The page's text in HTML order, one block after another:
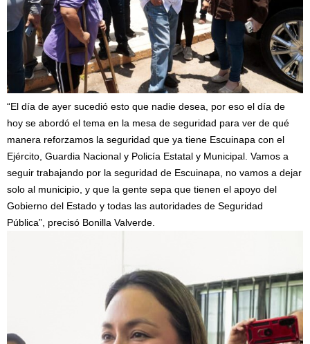
“El día de ayer sucedió esto que nadie desea, por eso el día de
hoy se abordó el tema en la mesa de seguridad para ver de qué
manera reforzamos la seguridad que ya tiene Escuinapa con el
Ejército, Guardia Nacional y Policía Estatal y Municipal. Vamos a
seguir trabajando por la seguridad de Escuinapa, no vamos a dejar
solo al municipio, y que la gente sepa que tienen el apoyo del
Gobierno del Estado y todas las autoridades de Seguridad
Pública”, precisó Bonilla Valverde.